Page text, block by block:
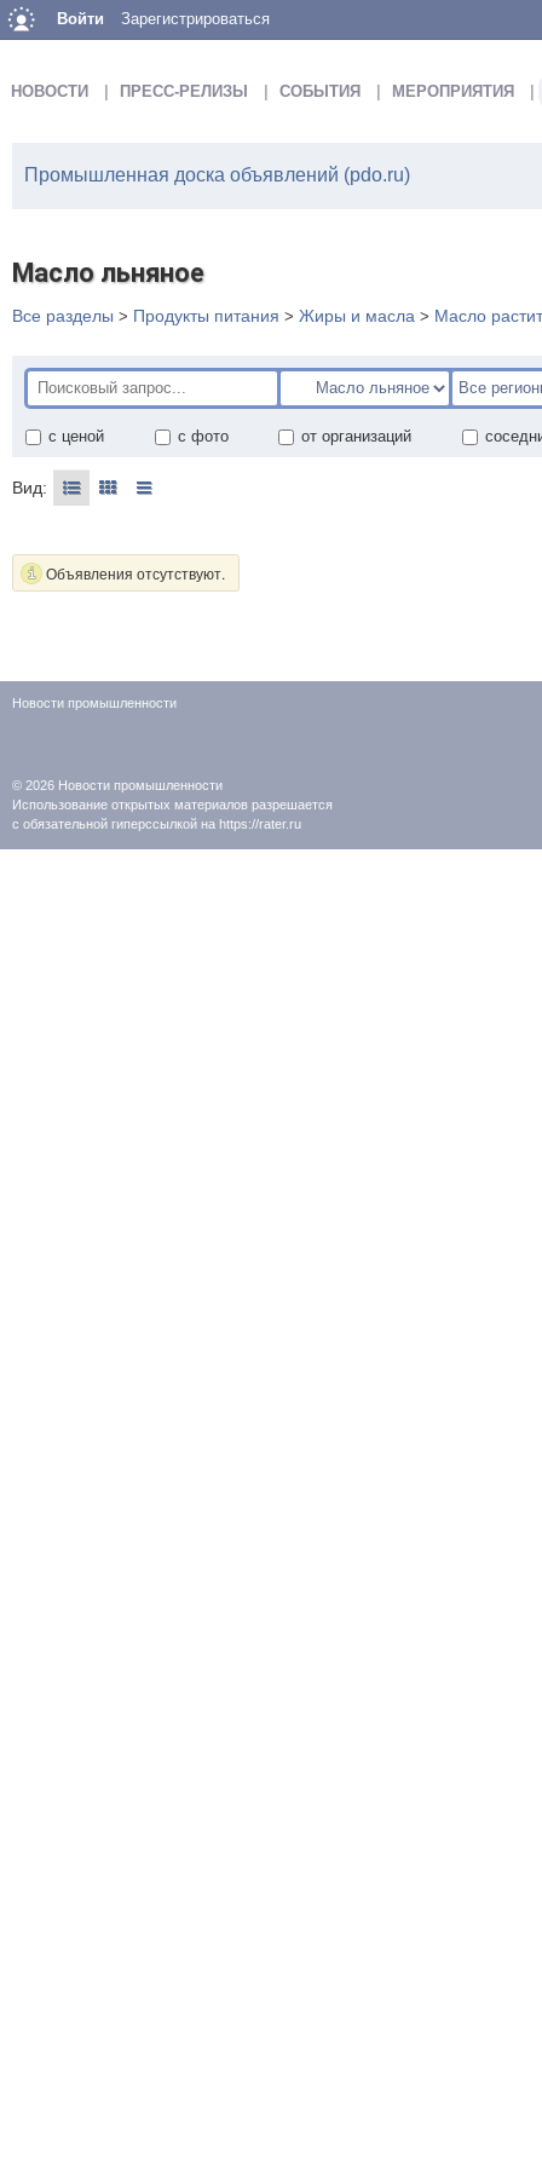
Войти Зарегистрироваться
НОВОСТИ ПРЕСС-РЕЛИЗЫ СОБЫТИЯ МЕРОПРИЯТИЯ
Промышленная доска объявлений (pdo.ru)
Масло льняное
Все разделы > Продукты питания > Жиры и масла > Масло
с ценой с фото от организаций
Вид:
Объявления отсутствуют.
Новости промышленности
© 2026 Новости промышленности
Использование открытых материалов разрешается
с обязательной гиперссылкой на https://rater.ru